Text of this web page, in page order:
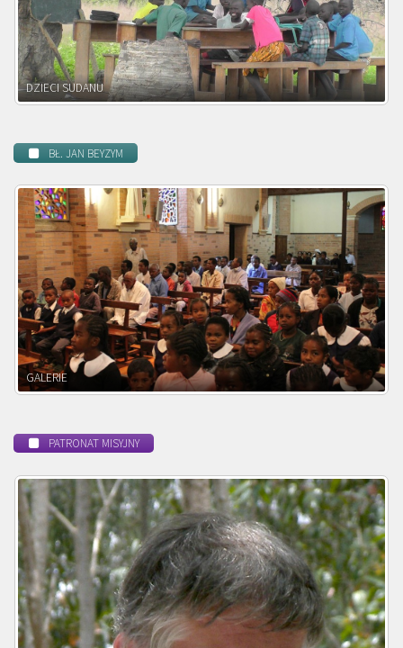
DZIECI ZAMBII
BŁ. JAN BEYZYM
POWOŁANIE MISYJNE
PATRONAT MISYJNY